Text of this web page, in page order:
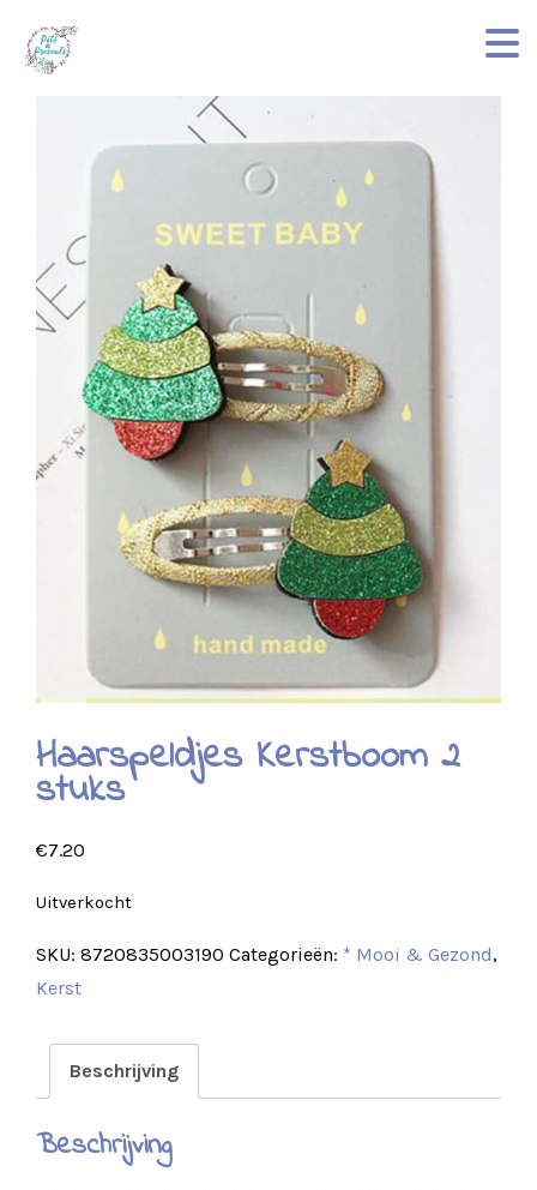
Haarspeldjes Kerstboom 2
stuks
€7.20
Uitverkocht
SKU: 8720835003190 Categorieën: * Mooi & Gezond,
Kerst
Beschrijving
Beschrijving